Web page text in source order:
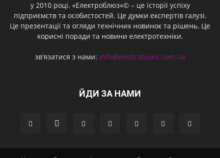
у 2010 році. «Електроблюз»© – це історії успіху
підприємств та особистостей. Це думки експертів галузі.
Це презентації та огляди технічних новинок та рішень. Це
корисні поради та новини електротехніки.
зв'язатися з нами: info@electroblues.com.ua
ЙДИ ЗА НАМИ